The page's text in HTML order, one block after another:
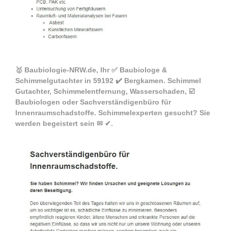
🥇 Baubiologie-NRW.de, Ihr ✅ Baubiologe &
Schimmelgutachter in 59192 ✔️ Bergkamen. Schimmel
Gutachter, Schimmelentfernung, Wasserschaden, ☑️
Baubiologen oder Sachverständigenbüro für
Innenraumschadstoffe. Schimmelexperten gesucht? Sie
werden begeistert sein ✉ ✔.